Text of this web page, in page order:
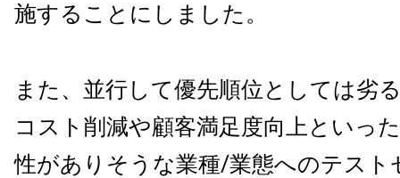
施することにしました。
また、並行して優先順位としては劣
コスト削減や顧客満足度向上といっ
性がありそうな業種/業態へのテスト